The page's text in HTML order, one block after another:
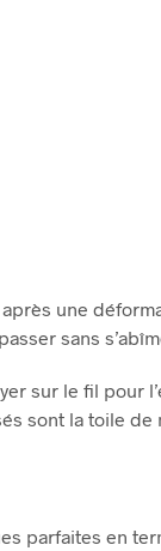
une
sans
sur le fil pour
sont la toile
parfaites en